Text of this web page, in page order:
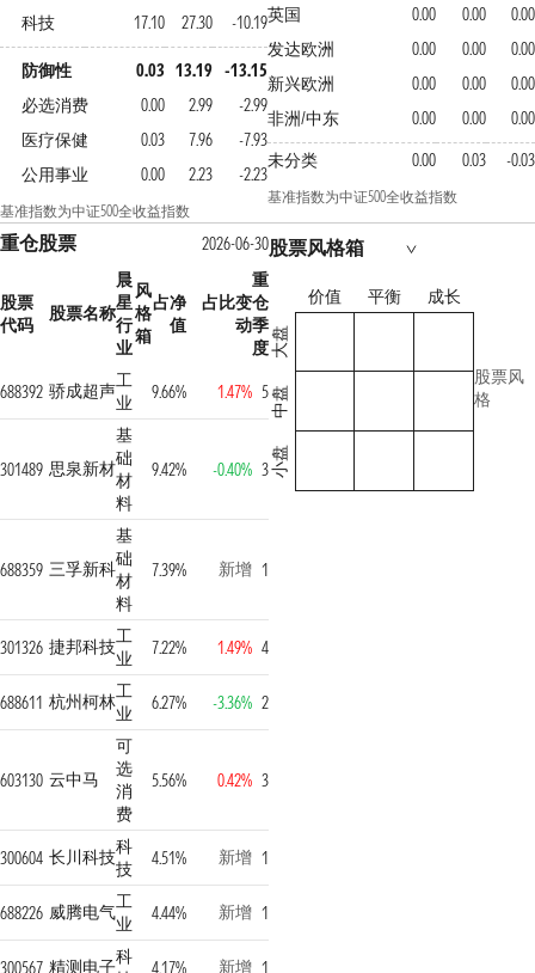
科技
17.10 27.30 -10.19
防御性 0.03 13.19 -13.15
必选消费
0.00 2.99
-2.99
医疗保健
0.03 7.96
-7.93
公用事业
0.00 2.23 -2.23
基准指数为中证500全收益指数
英国
0.00 0.00
0.00
发达欧洲
0.00 0.00
0.00
新兴欧洲
0.00 0.00
0.00
非洲/中东
0.00 0.00
0.00
未分类
0.00 0.03 -0.03
基准指数为中证500全收益指数
重仓股票 2026-06-30
股票
代码
股票名称
晨
星
行
业
风
格
箱
占净
值
占比变
动
重
仓
季
度
688392 骄成超声工
业
9.66% 1.47% 5
301489 思泉新材
基
础
材
料
9.42% -0.40% 3
688359 三孚新科
基
础
材
料
7.39% 新增 1
301326 捷邦科技工
业
7.22% 1.49% 4
688611 杭州柯林工
业
6.27% -3.36% 2
603130 云中马
可
选
消
费
5.56% 0.42% 3
300604 长川科技科
技
4.51% 新增 1
688226 威腾电气工
业
4.44% 新增 1
300567 精测电子科
4.17% 新增 1
股票风格箱
价值 平衡 成长
大盘
中盘
小盘
股票风
格